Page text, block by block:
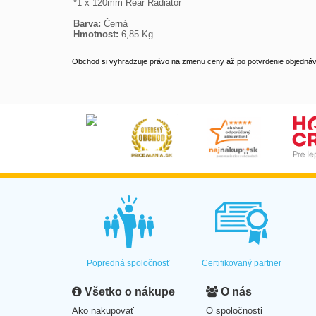
*1 x 120mm Rear Radiator
Barva:
Hmotnost: 6,85 Kg
Obchod si vyhradzuje právo na zmenu ceny až po potvrdenie
Popredná spoločnosť Certifikovaný partner
Všetko o nákupe
Ako nakupovať
O nás
O spoločnosti